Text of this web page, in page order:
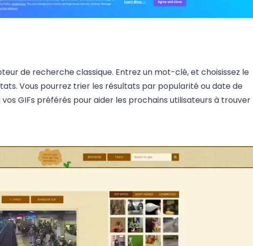
de recherche classique. Entrez un mot-clé, et choisissez le
Vous pourrez trier les résultats par popularité ou date de
GIFs préférés pour aider les prochains utilisateurs à trouver